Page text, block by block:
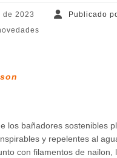
de 2023 Publicado
los bañadores sostenibles
y repelentes al
con filamentos de